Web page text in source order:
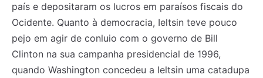
país e depositaram os lucros em paraísos fiscais do
Ocidente. Quanto à democracia, Ieltsin teve pouco
pejo em agir de conluio com o governo de Bill
Clinton na sua campanha presidencial de 1996,
quando Washington concedeu a Ieltsin uma catadupa